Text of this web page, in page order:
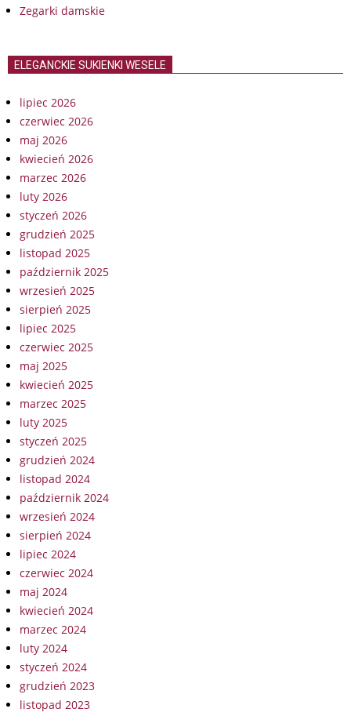
Zegarki damskie
ELEGANCKIE SUKIENKI WESELE
lipiec 2026
czerwiec 2026
maj 2026
kwiecień 2026
marzec 2026
luty 2026
styczeń 2026
grudzień 2025
listopad 2025
październik 2025
wrzesień 2025
sierpień 2025
lipiec 2025
czerwiec 2025
maj 2025
kwiecień 2025
marzec 2025
luty 2025
styczeń 2025
grudzień 2024
listopad 2024
październik 2024
wrzesień 2024
sierpień 2024
lipiec 2024
czerwiec 2024
maj 2024
kwiecień 2024
marzec 2024
luty 2024
styczeń 2024
grudzień 2023
listopad 2023